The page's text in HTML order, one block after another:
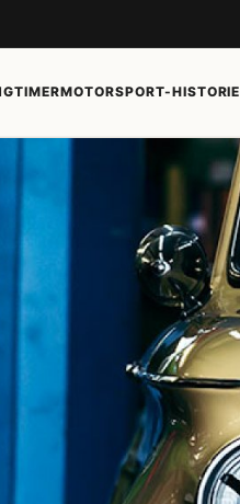
MOTORSPORT-HISTORIE